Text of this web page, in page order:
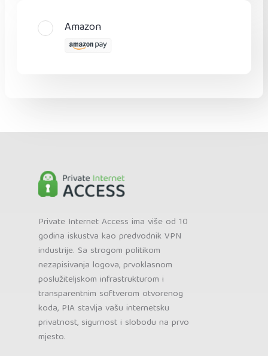
Amazon
Private Internet Access ima više od 10
godina iskustva kao predvodnik VPN
industrije. Sa strogom politikom
nezapisivanja logova, prvoklasnom
poslužiteljskom infrastrukturom i
transparentnim softverom otvorenog
koda, PIA stavlja vašu internetsku
privatnost, sigurnost i slobodu na prvo
mjesto.